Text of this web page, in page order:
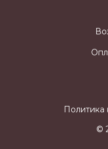
©
Политика